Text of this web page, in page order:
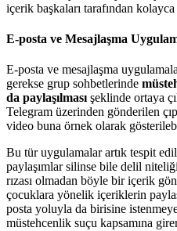
içerik başkaları tarafından
E-posta ve Mesajlaşma
E-posta ve mesajlaşma
gerekse grup sohbetlerinde
da paylaşılması şeklinde ortaya
Telegram üzerinden gönderilen
video buna örnek olarak
Bu tür uygulamalar artık tespit
paylaşımlar silinse bile delil
rızası olmadan böyle bir içerik
çocuklara yönelik içeriklerin
posta yoluyla da birisine
müstehcenlik suçu kapsamına